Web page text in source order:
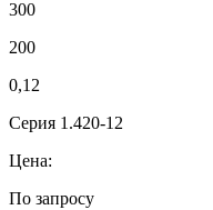
300
200
0,12
Серия 1.420-12
Цена:
По запросу